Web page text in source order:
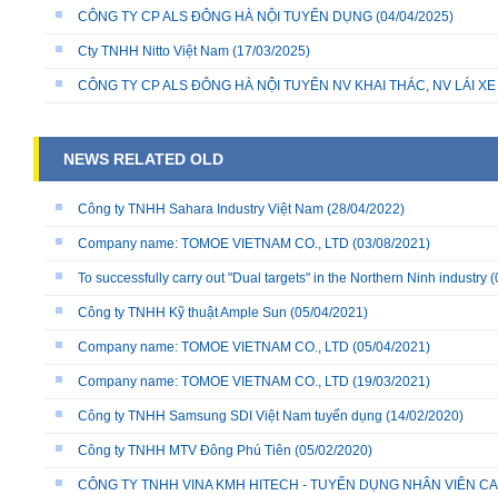
CÔNG TY CP ALS ĐÔNG HÀ NỘI TUYỂN DỤNG (04/04/2025)
Cty TNHH Nitto Việt Nam (17/03/2025)
CÔNG TY CP ALS ĐÔNG HÀ NỘI TUYỂN NV KHAI THÁC, NV LÁI
NEWS RELATED OLD
Công ty TNHH Sahara Industry Việt Nam (28/04/2022)
Company name: TOMOE VIETNAM CO., LTD (03/08/2021)
To successfully carry out "Dual targets" in the Northern Ninh industry
Công ty TNHH Kỹ thuật Ample Sun (05/04/2021)
Company name: TOMOE VIETNAM CO., LTD (05/04/2021)
Company name: TOMOE VIETNAM CO., LTD (19/03/2021)
Công ty TNHH Samsung SDI Việt Nam tuyển dụng (14/02/2020)
Công ty TNHH MTV Đông Phú Tiên (05/02/2020)
CÔNG TY TNHH VINA KMH HITECH - TUYỂN DỤNG NHÂN VIÊN